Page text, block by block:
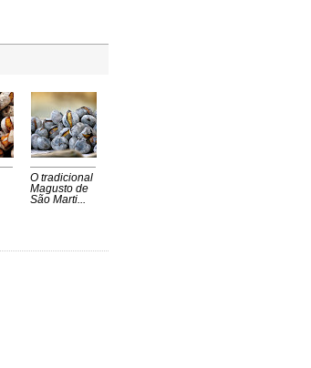
O tradicional
Magusto de
São Marti...